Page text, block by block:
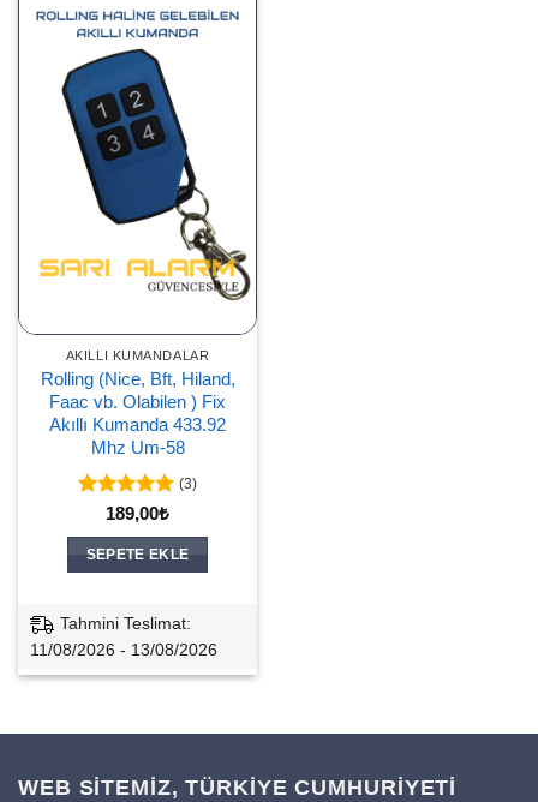
AKILLI KUMANDALAR
Rolling (Nice, Bft, Hiland,
Faac vb. Olabilen ) Fix
Akıllı Kumanda 433.92
Mhz Um-58
5 üzerinden
(3)
189,00₺
SEPETE EKLE
Tahmini Teslimat:
11/08/2026 - 13/08/2026
WEB SİTEMİZ, TÜRKİYE CUMHURİYETİ